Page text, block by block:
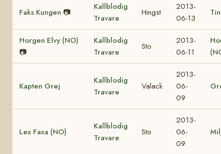
Faks Kungen 📷
Kallblodig
Travare
Hingst
2013-
06-13
Horgen Elvy (NO)
📷
Kallblodig
Travare
Sto
2013-
06-11
Kapten Grej
Kallblodig
Travare
Valack
2013-
06-
09
Lex Faxa (NO)
Kallblodig
Travare
Sto
2013-
06-
09